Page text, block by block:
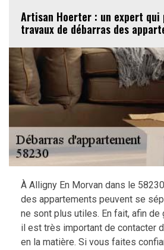
Artisan Hoerter : un expert qui
travaux de débarras des
À Alligny En Morvan dans le
des appartements peuvent se
ne sont plus utiles. En fait, afin de
il est très important de contacter
en la matière. Si vous faites